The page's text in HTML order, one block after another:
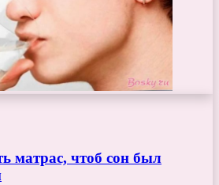
матрас, чтоб сон был